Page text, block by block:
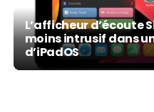
L’afficheur d’écoute
moins intrusif dans
d’iPadOS